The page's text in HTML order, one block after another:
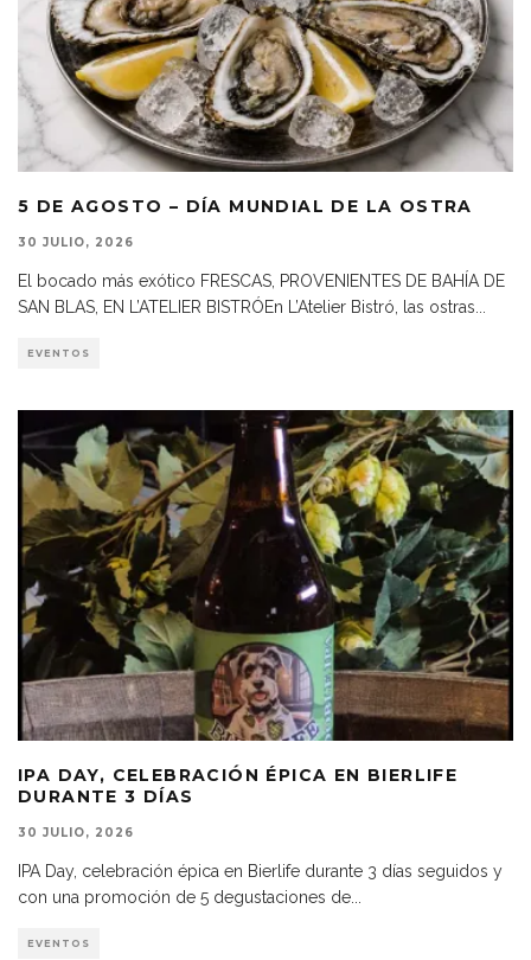
5 DE AGOSTO – DÍA MUNDIAL DE LA OSTRA
30 JULIO, 2026
El bocado más exótico FRESCAS, PROVENIENTES DE BAHÍA DE
SAN BLAS, EN L’ATELIER BISTRÓEn L’Atelier Bistró, las ostras
EVENTOS
IPA DAY, CELEBRACIÓN ÉPICA EN BIERLIFE
DURANTE 3 DÍAS
30 JULIO, 2026
IPA Day, celebración épica en Bierlife durante 3 días seguidos y
con una promoción de 5 degustaciones de
EVENTOS